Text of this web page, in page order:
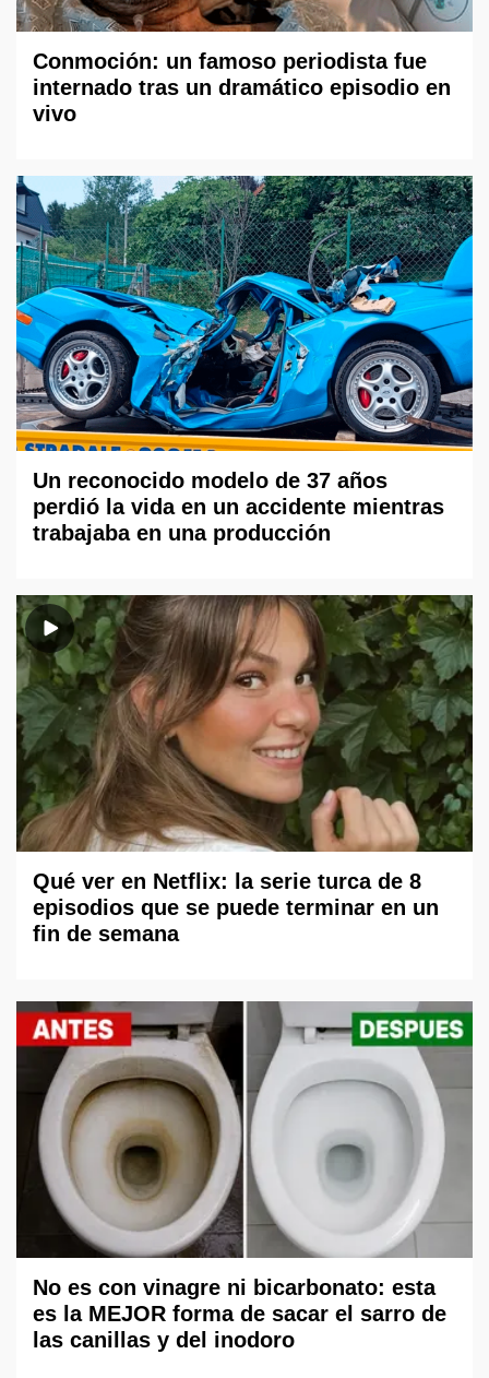
Conmoción: un famoso periodista fue
internado tras un dramático episodio en
vivo
Un reconocido modelo de 37 años
perdió la vida en un accidente mientras
trabajaba en una producción
Qué ver en Netflix: la serie turca de 8
episodios que se puede terminar en un
fin de semana
No es con vinagre ni bicarbonato: esta
es la MEJOR forma de sacar el sarro de
las canillas y del inodoro